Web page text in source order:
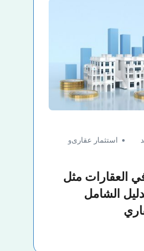
استثمار عقارىو
العقارات مثل
الشامل